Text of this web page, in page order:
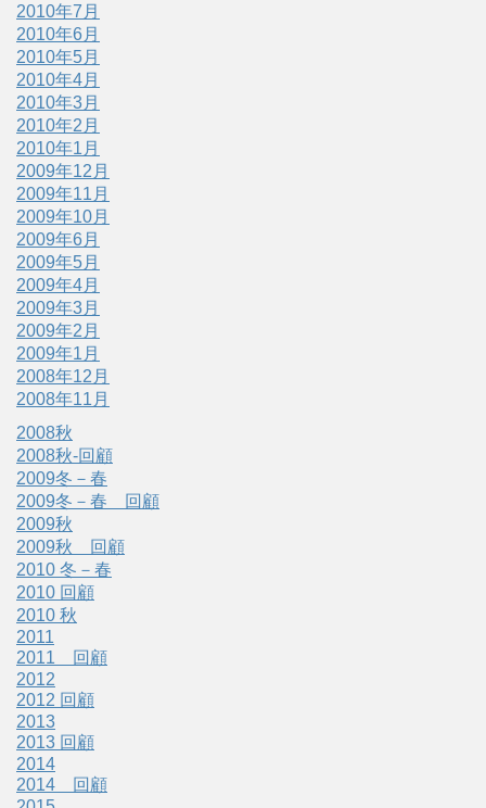
2010年7月
2010年6月
2010年5月
2010年4月
2010年3月
2010年2月
2010年1月
2009年12月
2009年11月
2009年10月
2009年6月
2009年5月
2009年4月
2009年3月
2009年2月
2009年1月
2008年12月
2008年11月
2008秋
2008秋-回顧
2009冬－春
2009冬－春 回顧
2009秋
2009秋 回顧
2010 冬－春
2010 回顧
2010 秋
2011
2011 回顧
2012
2012 回顧
2013
2013 回顧
2014
2014 回顧